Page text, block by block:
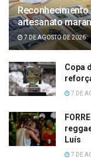
artesanato
7 DE AGOSTO DE 2026
Copa
7 DE
Luís
7 DE